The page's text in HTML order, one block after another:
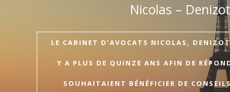
Nicolas –
LE CABINET D’AVOCATS NICOLAS,
Y A PLUS DE QUINZE ANS AFIN DE
SOUHAITAIENT BÉNÉFICIER DE